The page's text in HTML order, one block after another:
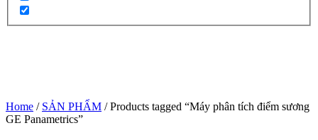
Home / SẢN PHẨM / Products tagged “Máy phân tích điểm sương
GE Panametrics”